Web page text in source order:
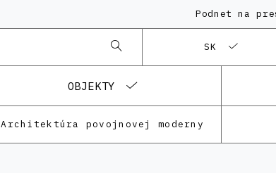
Podnet na
SK
OBJEKTY
Architektúra povojnovej moderny